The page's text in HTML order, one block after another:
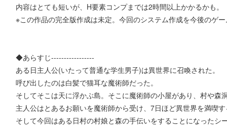
内容はとても短いが、H要素コンプまでは2時間以上かかるかも。
※この作品の完全版作成は未定。今回のシステム作成を今後のゲ
◆あらすじ-----------------
ある日主人公(いたって普通な学生男子)は異世界に召喚された。
呼び出したのは白髪で猫耳な魔術師だった。
そしてそこは天に浮かぶ島。そこに魔術師の小屋があり、村や森
主人公はとあるお願いを魔術師から受け、7日ほど異世界を満喫
そして今回はある日村の村娘と森の手伝いをすることになったシ